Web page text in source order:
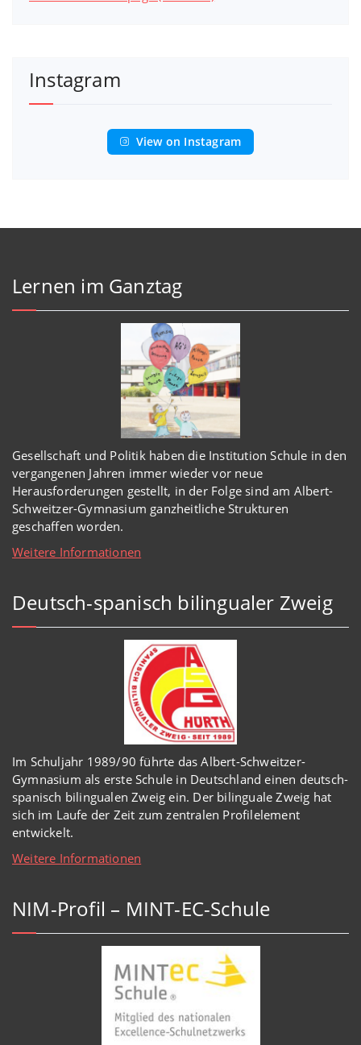
Instagram
View on Instagram
Lernen im Ganztag
Gesellschaft und Politik haben die Institution Schule in den
vergangenen Jahren immer wiedervor neue
Herausforderungen gestellt, in der Folge sind am Albert-
Schweitzer-Gymnasium ganzheitliche Strukturen
geschaffen worden.
Weitere Informationen
Deutsch-spanisch bilingualer Zweig
Im Schuljahr 1989/90 führte das Albert-Schweitzer-
Gymnasium als erste Schule in Deutschland einen deutsch-
spanisch bilingualen Zweig ein. Der bilinguale Zweig hat
sich im Laufe der Zeit zum zentralen Profilelement
entwickelt.
Weitere Informationen
NIM-Profil – MINT-EC-Schule